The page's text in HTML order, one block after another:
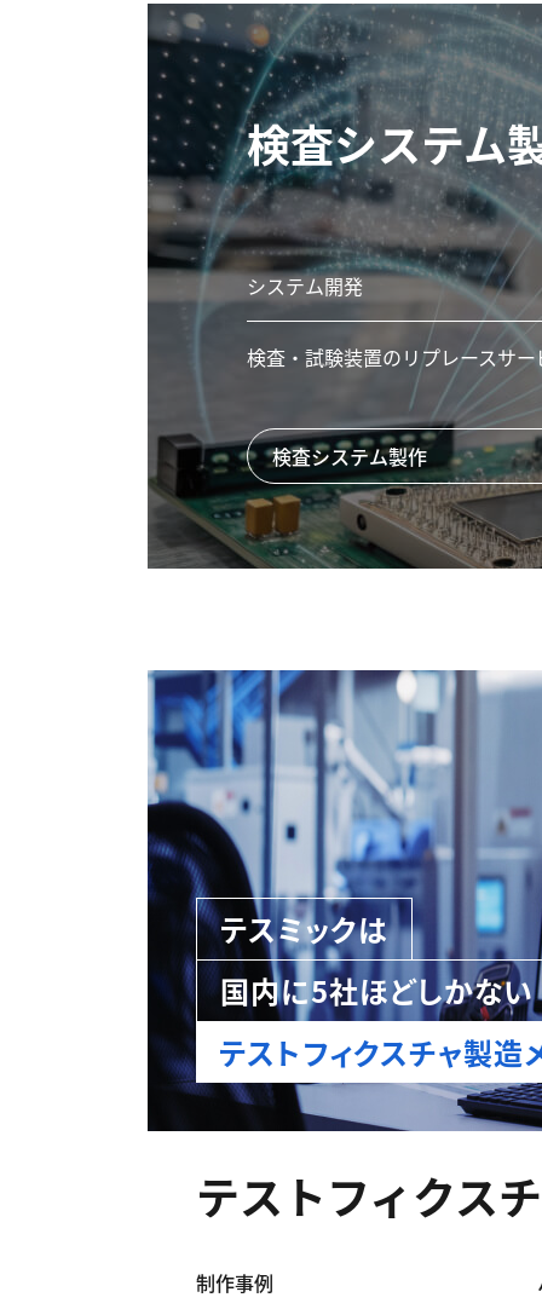
検査システム
システム開発
検査・試験装置のリプレースサー
検査システム製作
テスミックは
国内に5社ほどしかない
テストフィクスチャ製造
テストフィクス
制作事例